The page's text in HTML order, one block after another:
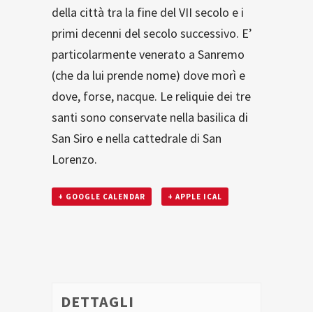
della città tra la fine del VII secolo e i
primi decenni del secolo successivo. E’
particolarmente venerato a Sanremo
(che da lui prende nome) dove morì e
dove, forse, nacque. Le reliquie dei tre
santi sono conservate nella basilica di
San Siro e nella cattedrale di San
Lorenzo.
+ GOOGLE CALENDAR + APPLE ICAL
DETTAGLI